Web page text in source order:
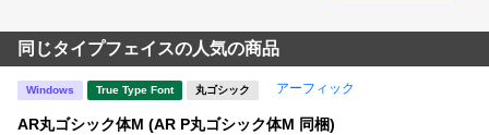
同じタイプフェイスの人気の商品
Windows True Type Font 丸ゴシック アーフィック
AR丸ゴシック体M (AR P丸ゴシック体M 同梱)